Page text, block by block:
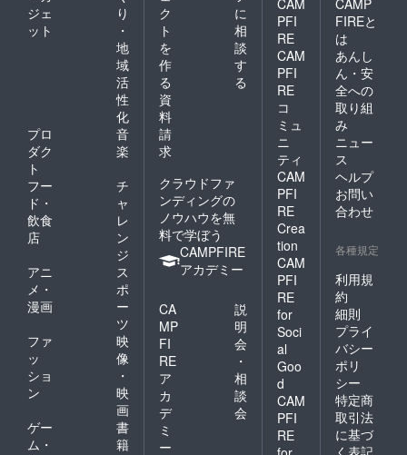
ジェ
ット
り
・
地
域
活
性
化
プロ
ダク
ト
音
楽
フー
ド・
飲食
店
チ
ャ
レ
ン
ジ
アニ
メ・
漫画
ス
ポ
ー
ツ
ファ
ッ
ショ
ン
映
像
・
映
画
ゲー
ム・
書
籍
ク
ト
を
作
る
に
相
談
す
る
資
料
請
求
クラウドファ
ンディングの
ノウハウを無
料で学ぼう
CAMPFIRE
アカデミー
CA
MP
FI
RE
ア
カ
デ
ミ
ー
説
明
会
・
相
談
会
PFI
RE
CAM
PFI
RE
コ
ミュ
ニ
ティ
CAM
PFI
RE
Crea
tion
CAM
PFI
RE
for
Soci
al
Goo
d
CAM
PFI
RE
FIREと
は
あんし
ん・安
全への
取り組
み
ニュー
ス
ヘルプ
お問い
合わせ
各種規定
利用規
約
細則
プライ
バシー
ポリ
シー
特定商
取引法
に基づ
く表記